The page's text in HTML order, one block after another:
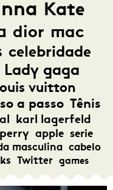
Kate
dior mac
celebridade
Lady gaga
vuitton
a passo Tênis
karl lagerfeld
apple serie
masculina cabelo
Twitter games